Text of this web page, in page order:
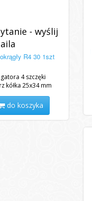
- wyślij
R4 30 1szt
4 szczęki
kółka 25x34 mm
do koszyka